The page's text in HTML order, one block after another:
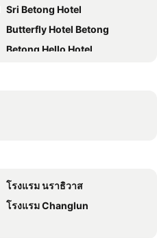
Sri Betong Hotel
Butterfly Hotel Betong
Betong Hello Hotel
โรงแรม นราธิวาส
โรงแรม Changlun